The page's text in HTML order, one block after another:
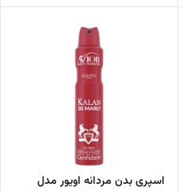
اسپری بدن مردانه اویور مدل